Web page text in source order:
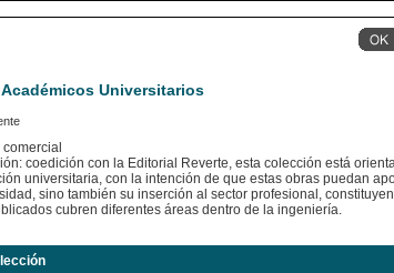
Universitarios
coedición con la Editorial Reverte, esta colección está
universitaria, con la intención de que estas obras puedan
sino también su inserción al sector profesional,
cubren diferentes áreas dentro de la ingeniería.